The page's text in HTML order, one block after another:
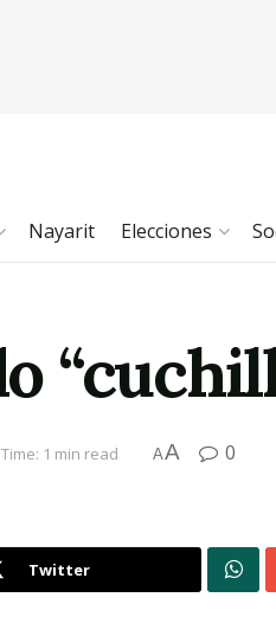
Nayarit Elecciones
1 min read AA 0
Twitter